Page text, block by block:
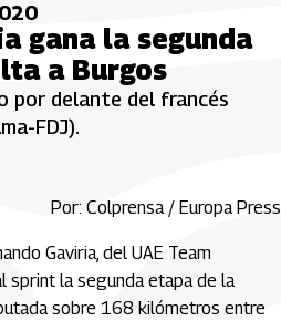
gana la segunda
a Burgos
por delante del francés
FDJ).
Por: Colprensa / Europa Press
Gaviria, del UAE Team
sprint la segunda etapa de la
sobre 168 kilómetros entre